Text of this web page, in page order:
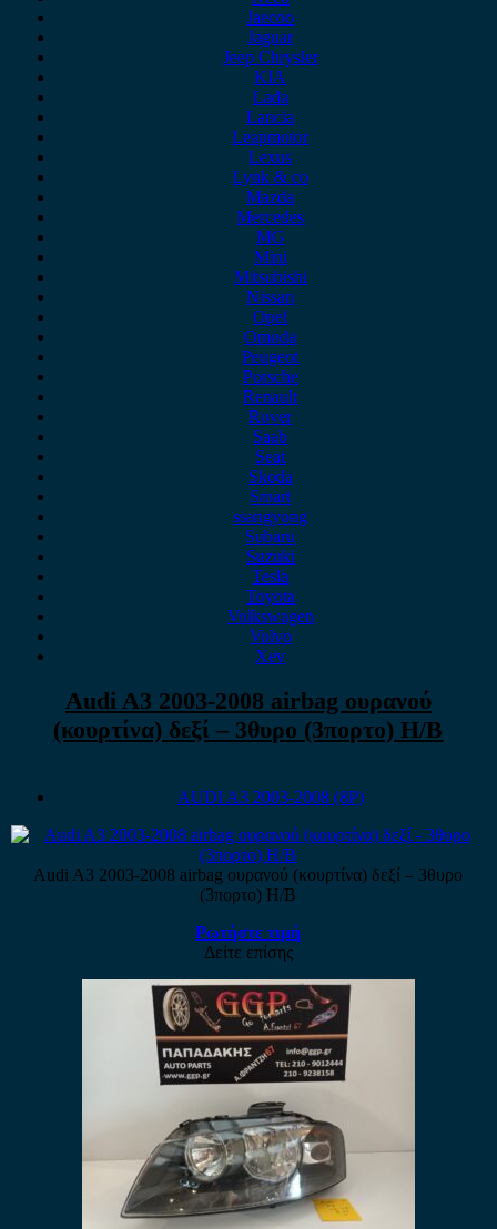
Jaecoo
Jaguar
Jeep Chrysler
KIA
Lada
Lancia
Leapmotor
Lexus
Lynk & co
Mazda
Mercedes
MG
Mini
Mitsubishi
Nissan
Opel
Omoda
Peugeot
Porsche
Renault
Rover
Saab
Seat
Skoda
Smart
ssangyong
Subaru
Suzuki
Tesla
Toyota
Volkswagen
Volvo
Xev
Audi A3 2003-2008 airbag ουρανού
(κουρτίνα) δεξί – 3θυρο (3πορτο) H/B
AUDI A3 2003-2008 (8P)
Audi A3 2003-2008 airbag ουρανού (κουρτίνα) δεξί – 3θυρο
(3πορτο) H/B
Ρωτήστε τιμή
Δείτε επίσης